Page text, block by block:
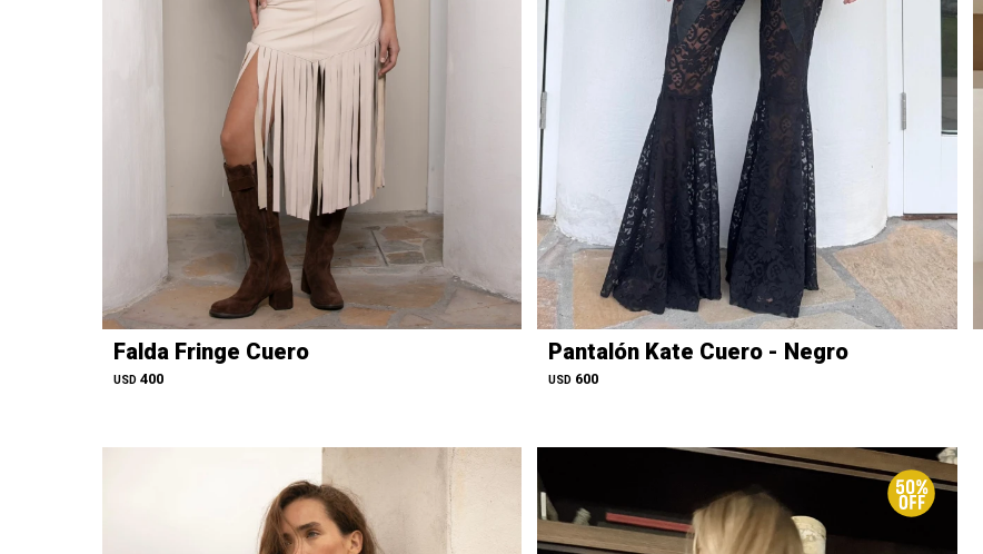
Falda Fringe Cuero
USD 400
Pantalón Kate Cuero - Negro
USD 600